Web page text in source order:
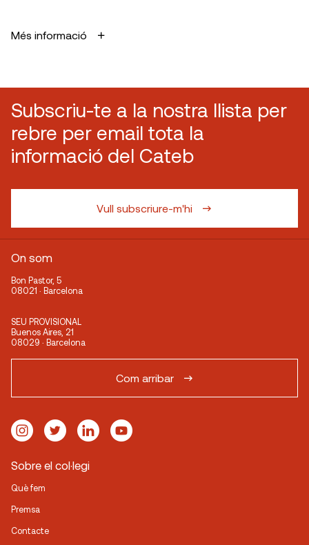
Més informació
Subscriu-te a la nostra llista per
rebre per email tota la
informació del Cateb
Vull subscriure-m'hi
On som
Bon Pastor, 5
08021 · Barcelona
SEU PROVISIONAL
Buenos Aires, 21
08029 · Barcelona
Com arribar
Sobre el col·legi
Què fem
Premsa
Contacte